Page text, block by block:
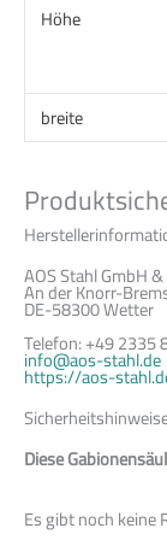
Höhe
breite
AOS Stahl GmbH &
An der Knorr-
DE-58300 Wetter
Telefon: +49 2335
info@aos-stahl.de
https://aos-
Diese
Es gibt noch keine